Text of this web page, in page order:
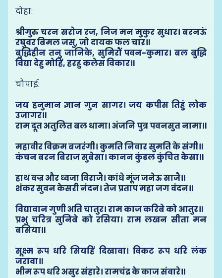
दोहा:
श्रीगुरु चरन सरोज रज, निज मन मुकुर सुधार। बरनऊं
रघुवर बिमल जसु, जो दायक फल चार॥
बुद्धिहीन तनु जानिके, सुमिरौं पवन-कुमार। बल बुद्धि
विद्या देहु मोहिं, हरहु कलेस विकार॥
चौपाई:
जय हनुमान ज्ञान गुन सागर। जय कपीस तिहुं लोक
उजागर॥
राम दूत अतुलित बल धामा। अंजनि पुत्र पवनसुत नामा॥
महावीर विक्रम बजरंगी। कुमति निवार सुमति के संगी॥
कंचन बरन बिराज सुबेसा। कानन कुंडल कुंचित केसा॥
हाथ वज्र और ध्वजा विराजै। कांधे मूंज जनेऊ साजै॥
शंकर सुवन केसरी नंदन। तेज प्रताप महा जग वंदन॥
विद्यावान गुणी अति चातुर। राम काज करिबे को आतुर॥
प्रभु चरित्र सुनिबे को रसिया। राम लखन सीता मन
बसिया॥
सूक्ष्म रूप धरि सियहिं दिखावा। विकट रूप धरि लंक
जरावा॥
भीम रूप धरि असुर संहारे। रामचंद्र के काज संवारे॥